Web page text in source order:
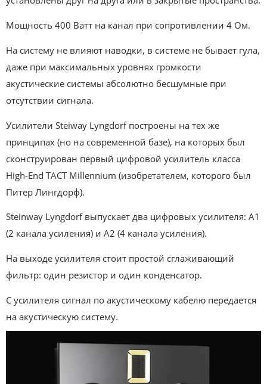
Мощность 400 Ватт на канал при сопротивлении 4 Ом.
На систему не влияют наводки, в системе не бывает гула,
даже при максимальных уровнях громкости
акустические системы абсолютно бесшумные при
отсутствии сигнала.
Усилители Steiway Lyngdorf построены на тех же
принципах (но на современной базе), на которых был
сконструирован первый цифровой усилитель класса
High-End TACT Millennium (изобретателем, которого был
Питер Лингдорф).
Steinway Lyngdorf выпускает два цифровых усилителя: А1
(2 канала усиления) и А2 (4 канала усиления).
На выходе усилителя стоит простой сглаживающий
фильтр: один резистор и один конденсатор.
С усилителя сигнал по акустическому кабелю передается
на акустическую систему.